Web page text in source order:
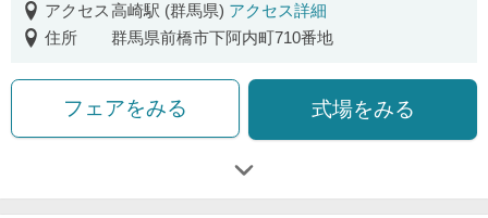
アクセス高崎駅 (群馬県) アクセス詳細
住所
群馬県前橋市下阿内町710番地
フェアをみる 式場をみる